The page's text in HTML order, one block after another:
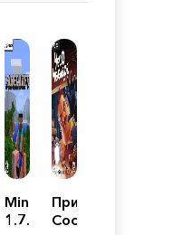
Minecraft
1.7.5
Привет
Сосед